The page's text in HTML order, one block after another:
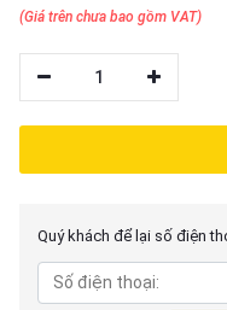
(Giá trên chưa bao gồm VAT)
1
Quý khách để lại số điện